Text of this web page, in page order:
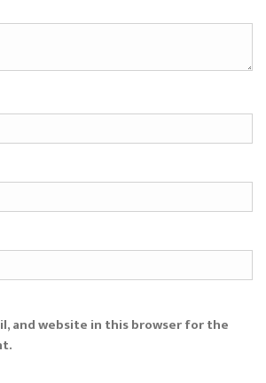
and website in this browser for the